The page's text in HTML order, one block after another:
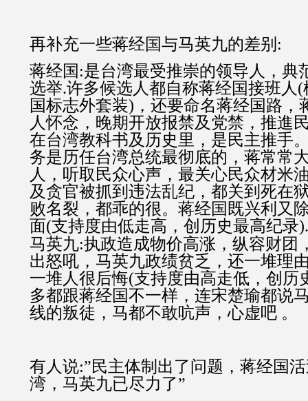
再补充一些蒋经国与马英九的差别:
蒋经国 :是台湾最受推崇的领导人，典
选举.许多候选人都自称蒋经国接班人 (
国标志外套装) ，还要命名蒋经国路
人怀念，晚期开放报禁及党禁，推進
在台湾教科书及历史里， 是民主推手
务是历任台湾总统最彻底的，蒋常常
人，听取民众心声，最关心民众材米
及贪官被抓到违法乱纪，都关到死在
败名裂，都乖的很。蒋经国既兴利又
面(支持度由低走高，创历史最高纪录
马英九:执政造成物价高涨，纵容财团
出怒吼，马英九政绩贫乏，还一堆理
一堆人很后悔(支持度由高走低，创历
多都跟蒋经国不一样，连宋楚瑜都说
线的叛徒，马都不敢吭声，心虚吧 。
有人说:”民主体制出了问题 ，蒋经国
湾，马英九已尽力了”